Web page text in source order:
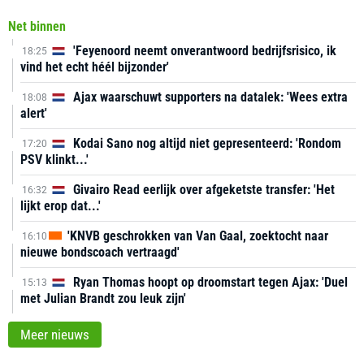
Net binnen
18:25
'Feyenoord neemt onverantwoord bedrijfsrisico, ik
vind het echt héél bijzonder'
18:08
Ajax waarschuwt supporters na datalek: 'Wees extra
alert'
17:20
Kodai Sano nog altijd niet gepresenteerd: 'Rondom
PSV klinkt...'
16:32
Givairo Read eerlijk over afgeketste transfer: 'Het
lijkt erop dat...'
16:10
'KNVB geschrokken van Van Gaal, zoektocht naar
nieuwe bondscoach vertraagd'
15:13
Ryan Thomas hoopt op droomstart tegen Ajax: 'Duel
met Julian Brandt zou leuk zijn'
Meer nieuws